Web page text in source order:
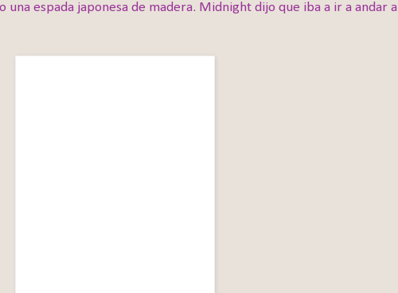
una espada japonesa de madera. Midnight dijo que iba a ir a andar a